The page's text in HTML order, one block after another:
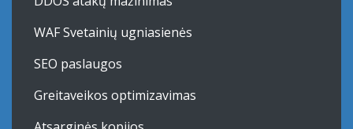
WAF Svetainių ugniasienės
SEO paslaugos
Greitaveikos optimizavimas